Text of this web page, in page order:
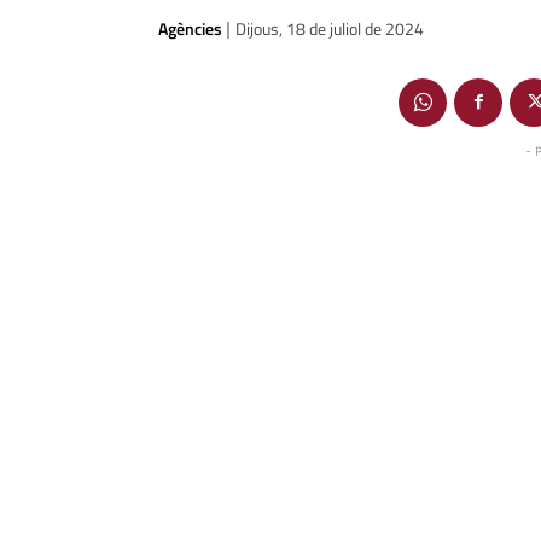
Agències | Dijous, 18 de juliol de 2024
-